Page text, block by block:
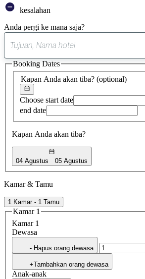
kesalahan
Anda pergi ke mana saja?
saran
ditemukan
Kapan Anda akan tiba? (optional)
Choose start date
end date
Kapan Anda akan tiba?
04 Agustus 05 Agustus
Booking Dates
Kamar & Tamu
1 Kamar - 1 Tamu
Kamar 1
Kamar 1
Dewasa
- Hapus orang dewasa
+Tambahkan orang dewasa
Anak-anak